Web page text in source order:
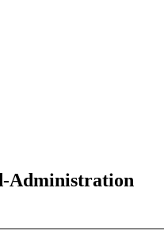
Administration